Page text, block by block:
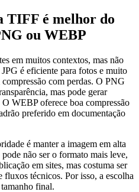
TIFF é melhor do
ou WEBP
em muitos contextos, mas não
é eficiente para fotos e muito
com perdas. O PNG
mas pode gerar
WEBP oferece boa compressão
preferido em documentação
é manter a imagem em alta
não ser o formato mais leve,
em sites, mas costuma ser
técnicos. Por isso, a escolha
final.